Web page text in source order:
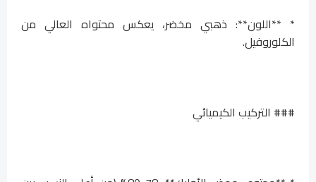
* **اللون**: ذهبي مخضر، يعكس محتواه العالي من
الكلوروفيل.
### التركيب الكيميائي